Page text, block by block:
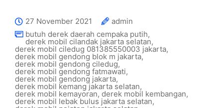
27 November 2021
admin
butuh derek daerah cempaka putih,
derek mobil cilandak jakarta selatan,
derek mobil ciledug 081385550003 jakarta,
derek mobil gendong blok m jakarta,
derek mobil gendong ciledug,
derek mobil gendong fatmawati,
derek mobil gendong jakarta,
derek mobil kemang jakarta selatan,
derek mobil kemayoran, derek mobil kembangan,
derek mobil lebak bulus jakarta selatan,